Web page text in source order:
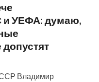
и УЕФА: думаю,
Владимир